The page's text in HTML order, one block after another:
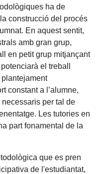
ha de
construcció del procés
En aquest sentit,
amb gran grup,
en petit grup mitjançant
el treball
constant a l’alumne,
per tal de
Les tutories en
part fonamental de la
que es pren
de l'estudiantat,